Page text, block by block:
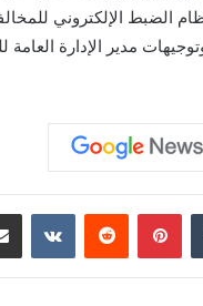
الضبط الإلكتروني
مدير الإدارة العامة
بينتيريست